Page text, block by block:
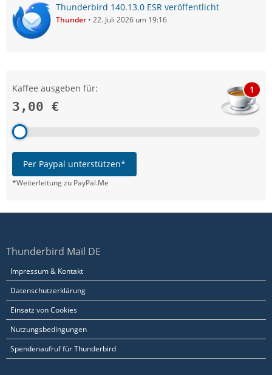
Thunderbird 140.13.0 ESR veröffentlicht
Thunder 22. Juli 2026 um 19:16
Kaffee ausgeben für:
3,00 €
1
Per Paypal unterstützen*
*Weiterleitung zu PayPal.Me
Thunderbird Mail DE
Impressum & Kontakt
Datenschutzerklärung
Einsatz von Cookies
Nutzungsbedingungen
Spendenaufruf für Thunderbird